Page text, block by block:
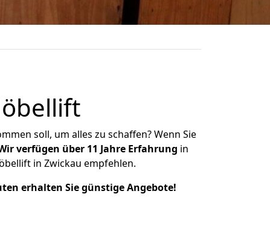
soll, um alles zu schaffen? Wenn Sie
verfügen über 11 Jahre Erfahrung in
in Zwickau empfehlen.
erhalten Sie günstige Angebote!